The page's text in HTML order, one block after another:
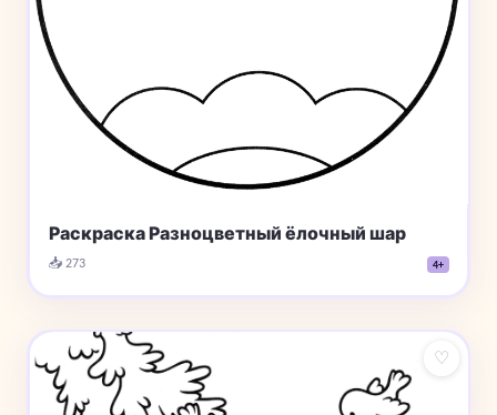
Раскраска Разноцветный ёлочный шар
📥 273 4+
♡